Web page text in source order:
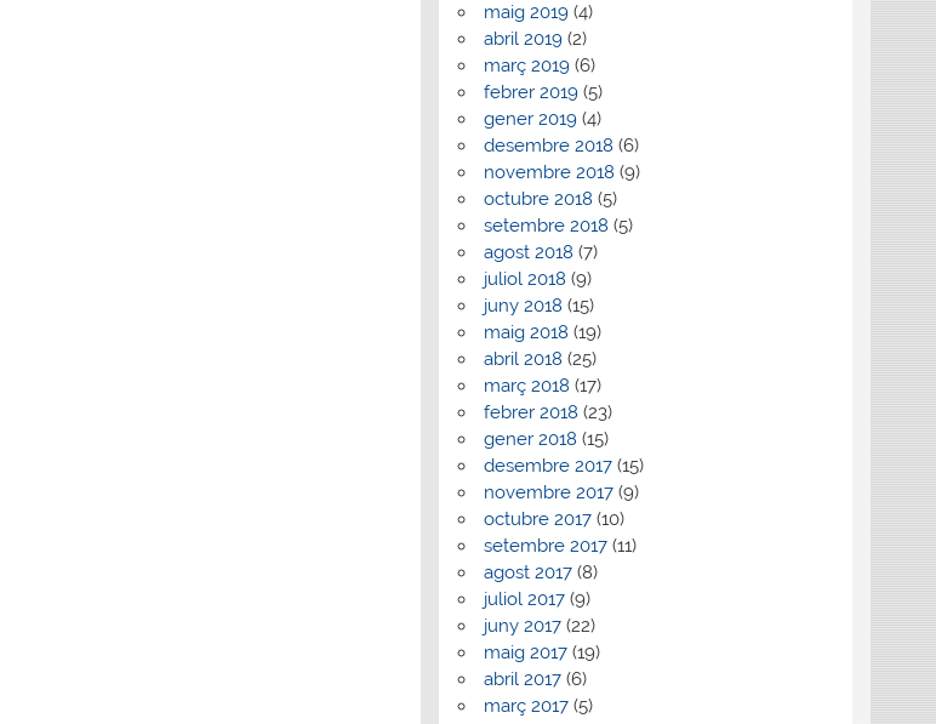
maig 2019(4)
abril 2019(2)
març 2019(6)
febrer 2019(5)
gener 2019(4)
desembre 2018 (6)
novembre 2018 (9)
octubre 2018 (5)
setembre 2018 (5)
agost 2018 (7)
juliol 2018 (9)
juny 2018 (15)
maig 2018 (19)
abril 2018 (25)
març 2018 (17)
febrer 2018 (23)
gener 2018 (15)
desembre 2017(15)
novembre 2017(9)
octubre 2017(10)
setembre 2017(11)
agost 2017(8)
juliol 2017(9)
juny 2017(22)
maig 2017(19)
abril 2017(6)
març 2017(5)